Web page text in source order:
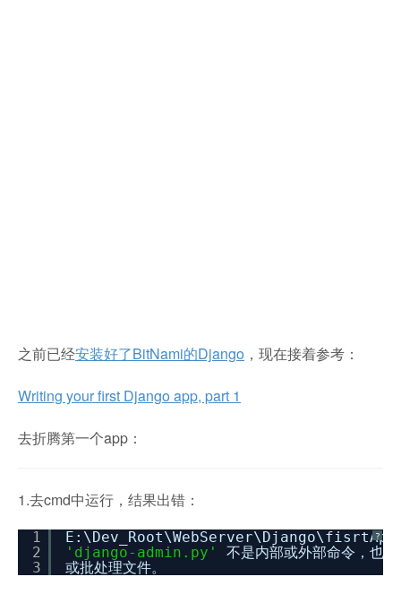
之前已经安装好了BitNami的Django ，现在接着参考：
Writing your first Django app, part 1
去折腾第一个app：
1.去cmd中运行，结果出错：
?
1
2
3
'django-admin.py'
不是内部或外部命令，也
或批处理文件。